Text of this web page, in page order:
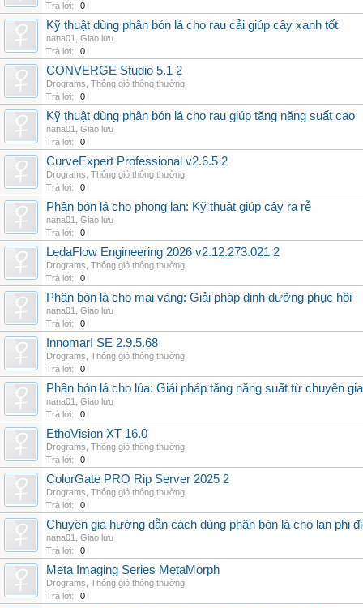
Trả lời:
0
Kỹ thuật dùng phân bón lá cho rau cải giúp cây xanh tốt
nana01
Giao lưu
Trả lời:
0
CONVERGE Studio 5.1 2
Drograms Thông gió thông thường
Trả lời:
0
Kỹ thuật dùng phân bón lá cho rau giúp tăng năng suất cao
nana01
Giao lưu
Trả lời:
0
CurveExpert Professional v2.6.5 2
Drograms Thông gió thông thường
Trả lời:
0
Phân bón lá cho phong lan: Kỹ thuật giúp cây ra rễ
nana01
Giao lưu
Trả lời:
0
LedaFlow Engineering 2026 v2.12.273.021 2
Drograms Thông gió thông thường
Trả lời:
0
Phân bón lá cho mai vàng: Giải pháp dinh dưỡng phục hồi
nana01
Giao lưu
Trả lời:
0
InnomarI SE 2.9.5.68
Drograms Thông gió thông thường
Trả lời:
0
Phân bón lá cho lúa: Giải pháp tăng năng suất từ chuyên gia
nana01
Giao lưu
Trả lời:
0
EthoVision XT 16.0
Drograms Thông gió thông thường
Trả lời:
0
ColorGate PRO Rip Server 2025 2
Drograms Thông gió thông thường
Trả lời:
0
Chuyên gia hướng dẫn cách dùng phân bón lá cho lan phi
nana01
Giao lưu
Trả lời:
0
Meta Imaging Series MetaMorph
Drograms Thông gió thông thường
Trả lời:
0